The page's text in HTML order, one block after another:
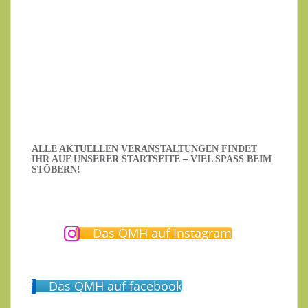
ALLE AKTUELLEN VERANSTALTUNGEN FINDET
IHR AUF UNSERER STARTSEITE – VIEL SPASS BEIM S
TÖBERN!
Das QMH auf Instagram
Das QMH auf facebook